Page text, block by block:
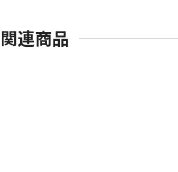
関連商品